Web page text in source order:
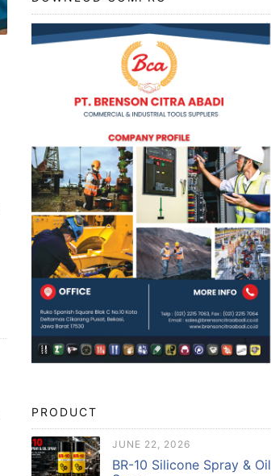
PRODUCT
JUNE 22, 2026
BR-10 Silicone Spray & Oil